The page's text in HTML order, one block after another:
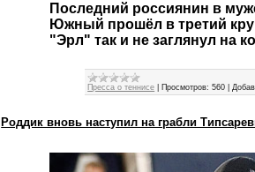
Последний россиянин в
Южный прошёл в третий
"Эрл" так и не заглянул на
Пресса о теннисе Просмотров: 560
Роддик вновь наступил на грабли